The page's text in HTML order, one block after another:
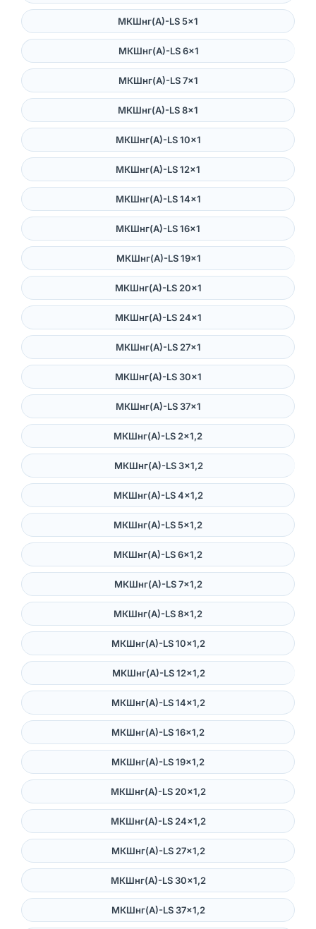
МКШнг(А)-LS 5×1
МКШнг(А)-LS 6×1
МКШнг(А)-LS 7×1
МКШнг(А)-LS 8×1
МКШнг(А)-LS 10×1
МКШнг(А)-LS 12×1
МКШнг(А)-LS 14×1
МКШнг(А)-LS 16×1
МКШнг(А)-LS 19×1
МКШнг(А)-LS 20×1
МКШнг(А)-LS 24×1
МКШнг(А)-LS 27×1
МКШнг(А)-LS 30×1
МКШнг(А)-LS 37×1
МКШнг(А)-LS 2×1,2
МКШнг(А)-LS 3×1,2
МКШнг(А)-LS 4×1,2
МКШнг(А)-LS 5×1,2
МКШнг(А)-LS 6×1,2
МКШнг(А)-LS 7×1,2
МКШнг(А)-LS 8×1,2
МКШнг(А)-LS 10×1,2
МКШнг(А)-LS 12×1,2
МКШнг(А)-LS 14×1,2
МКШнг(А)-LS 16×1,2
МКШнг(А)-LS 19×1,2
МКШнг(А)-LS 20×1,2
МКШнг(А)-LS 24×1,2
МКШнг(А)-LS 27×1,2
МКШнг(А)-LS 30×1,2
МКШнг(А)-LS 37×1,2